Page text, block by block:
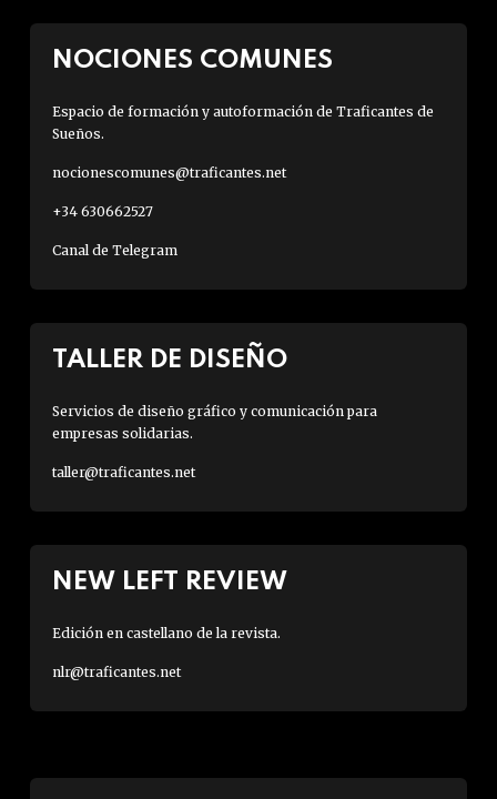
NOCIONES COMUNES
Espacio de formación y autoformación de Traficantes de
Sueños.
nocionescomunes@traficantes.net
+34 630662527
Canal de Telegram
TALLER DE DISEÑO
Servicios de diseño gráfico y comunicación para
empresas solidarias.
taller@traficantes.net
NEW LEFT REVIEW
Edición en castellano de la revista.
nlr@traficantes.net